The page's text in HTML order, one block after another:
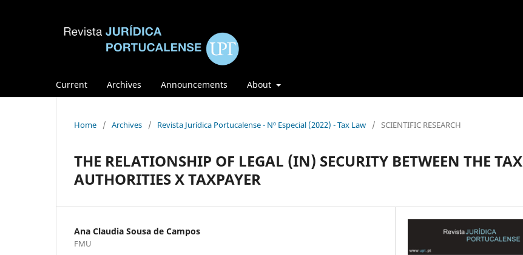
Current Archives Announcements About
Home / Archives / Revista Jurídica Portucalense - Nº Especial (2022) - Tax Law / SCIENTIFIC RESEARCH
THE RELATIONSHIP OF LEGAL (IN) SECURITY BETWEEN THE TAX
AUTHORITIES X TAXPAYER
Ana Claudia Sousa de Campos
FMU